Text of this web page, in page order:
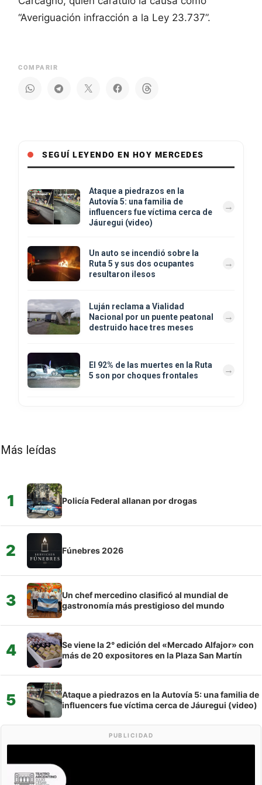
“Averiguación infracción a la Ley 23.737”.
COMPARIR
SEGUÍ LEYENDO EN HOY MERCEDES
Ataque a piedrazos en la
Autovía 5: una familia de
influencers fue víctima cerca de
Jáuregui (video)
Un auto se incendió sobre la
Ruta 5 y sus dos ocupantes
resultaron ilesos
Luján reclama a Vialidad
Nacional por un puente peatonal
destruido hace tres meses
El 92% de las muertes en la Ruta
5 son por choques frontales
Más leídas
1 Policía Federal allanan por drogas
2 Fúnebres 2026
3
Un chef mercedino clasificó al mundial de
gastronomía más prestigioso del mundo
4
Se viene la 2° edición del «Mercado Alfajor» con
más de 20 expositores en la Plaza San Martín
5
Ataque a piedrazos en la Autovía 5: una familia de
influencers fue víctima cerca de Jáuregui (video)
PUBLICIDAD